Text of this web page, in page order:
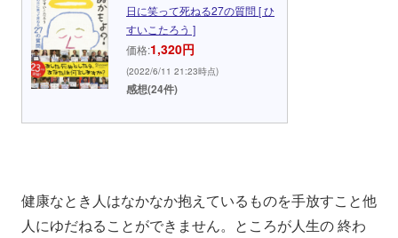
日に笑って死ねる27の質問 [ ひ
すいこたろう ]
価格:1,320円
(2022/6/11 21:23時点)
感想(24件)
健康なとき人はなかなか抱えているものを手放すこと他
人にゆだねることができません。ところが人生の 終わ